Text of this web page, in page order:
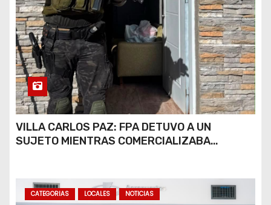
VILLA CARLOS PAZ: FPA DETUVO A UN
SUJETO MIENTRAS COMERCIALIZABA
CATEGORIAS LOCALES NOTICIAS